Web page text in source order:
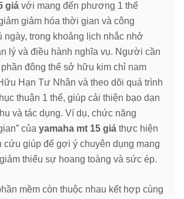
giá với mang đến phương 1 thể
giảm hóa thời gian và công
ngày, trong khoảng lịch nhắc nhở
lý và điều hành nghĩa vụ. Người cần
đông thể sở hữu kim chỉ nam
Hạn Tư Nhân và theo dõi quá trình
thuận 1 thể, giúp cải thiện bạo dạn
và tác dụng. Ví dụ, chức năng
của yamaha mt 15 giá thực hiện
cứu giúp để gợi ý chuyên dụng mang
thiểu sự hoang toàng và sức ép.
mềm còn thuộc nhau kết hợp cùng